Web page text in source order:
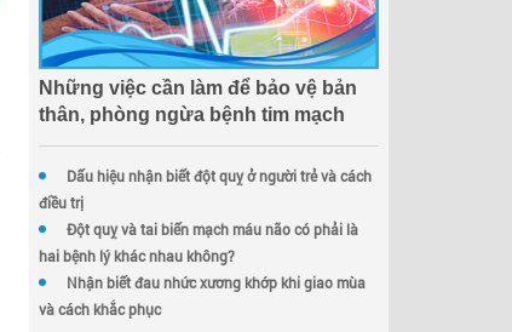
Những việc cần làm để bảo vệ bản
thân, phòng ngừa bệnh tim mạch
Dấu hiệu nhận biết đột quỵ ở người trẻ và cách
điều trị
Đột quỵ và tai biến mạch máu não có phải là
hai bệnh lý khác nhau không?
Nhận biết đau nhức xương khớp khi giao mùa
và cách khắc phục